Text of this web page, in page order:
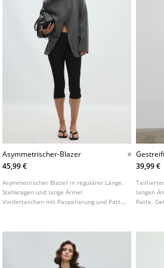
Asymmetrischer-Blazer
45,99 €
Asymmetrischer Blazer in regulärer Länge.
Stehkragen und lange Ärmel.
Vordertaschen mit Paspelierung und Patte.
39,99 €
langen
Patte.